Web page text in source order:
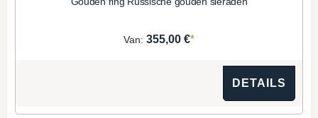
Van: 355,00 €*
DETAILS